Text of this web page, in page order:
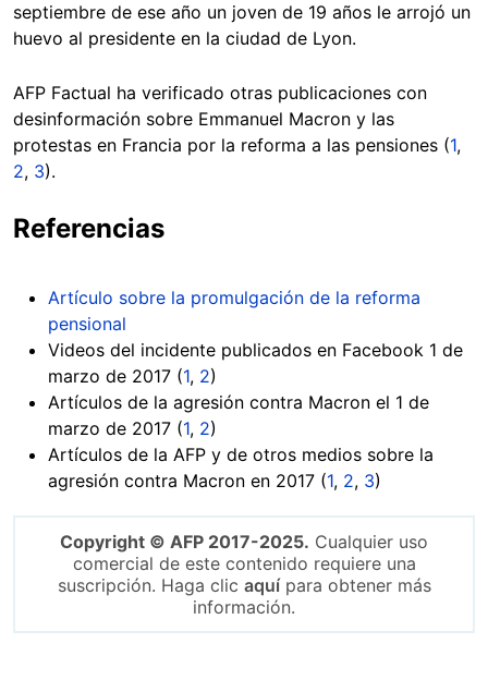
septiembre de ese año un joven de 19 años le arrojó un
huevo al presidente en la ciudad de Lyon.
AFP Factual ha verificado otras publicaciones con
desinformación sobre Emmanuel Macron y las
protestas en Francia por la reforma a las pensiones (1,
2, 3).
Referencias
Artículo sobre la promulgación de la reforma
pensional
Videos del incidente publicados en Facebook 1 de
marzo de 2017 (1, 2)
Artículos de la agresión contra Macron el 1 de
marzo de 2017 (1, 2)
Artículos de la AFP y de otros medios sobre la
agresión contra Macron en 2017 (1, 2, 3)
Copyright © AFP 2017-2025. Cualquier uso
comercial de este contenido requiere una
suscripción. Haga clic aquípara obtener más
información.